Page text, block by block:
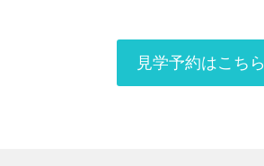
見学予約はこちら